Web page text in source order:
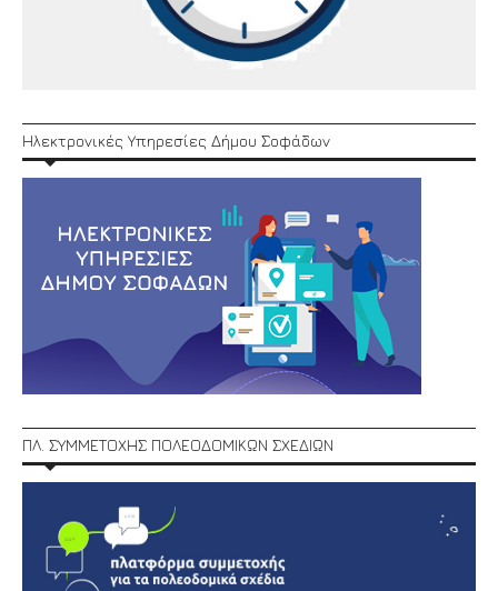
Ηλεκτρονικές Υπηρεσίες Δήμου Σοφάδων
ΠΛ. ΣΥΜΜΕΤΟΧΗΣ ΠΟΛΕΟΔΟΜΙΚΩΝ ΣΧΕΔΙΩΝ